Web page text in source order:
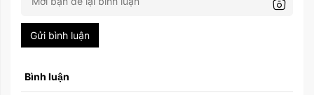
Gửi bình luận
Bình luận